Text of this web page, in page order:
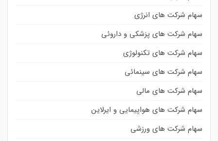
سهام شرکت های انرژی
سهام شرکت های پزشکی و داروئی
سهام شرکت های تکنولوژی
سهام شرکت های سینمائی
سهام شرکت های مالی
سهام شرکت های هواپیمایی و ایرلاین
سهام شرکت های ورزشی